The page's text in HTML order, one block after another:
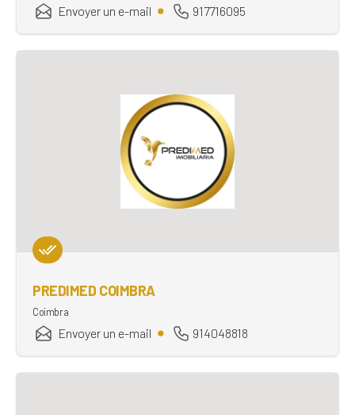
Envoyer un e-mail 917716095
PREDIMED COIMBRA
Coimbra
Envoyer un e-mail 914048818